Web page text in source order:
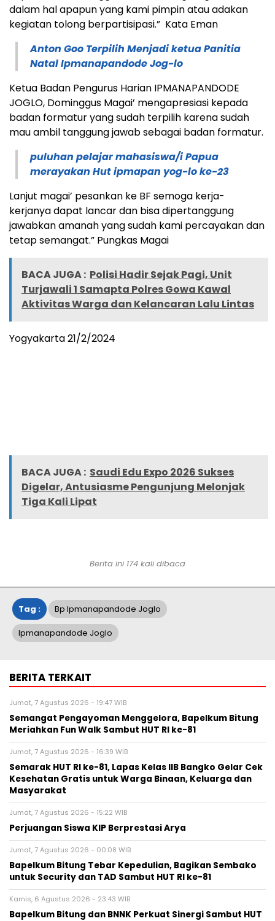
dalam hal apapun yang kami pimpin atau adakan
kegiatan tolong berpartisipasi.” Kata Eman
Anton Goo Terpilih Menjadi ketua Panitia
Natal Ipmanapandode Jog-lo
Ketua Badan Pengurus Harian IPMANAPANDODE
JOGLO, Dominggus Magai’ mengapresiasi kepada
badan formatur yang sudah terpilih karena sudah
mau ambil tanggung jawab sebagai badan formatur.
puluhan pelajar mahasiswa/i Papua
merayakan Hut ipmapan yog-lo ke-23
Lanjut magai’ pesankan ke BF semoga kerja-
kerjanya dapat lancar dan bisa dipertanggung
jawabkan amanah yang sudah kami percayakan dan
tetap semangat.” Pungkas Magai
BACA JUGA : Polisi Hadir Sejak Pagi, Unit
Turjawali 1 Samapta Polres Gowa Kawal
Aktivitas Warga dan Kelancaran Lalu Lintas
Yogyakarta 21/2/2024
BACA JUGA : Saudi Edu Expo 2026 Sukses
Digelar, Antusiasme Pengunjung Melonjak
Tiga Kali Lipat
Berita ini 174 kali dibaca
Tag : Bp Ipmanapandode Joglo
Ipmanapandode Joglo
BERITA TERKAIT
Jumat, 7 Agustus 2026 - 19:47 WIB
Semangat Pengayoman Menggelora, Bapelkum Bitung
Meriahkan Fun Walk Sambut HUT RI ke-81
Jumat, 7 Agustus 2026 - 16:39 WIB
Semarak HUT RI ke-81, Lapas Kelas IIB Bangko Gelar Cek
Kesehatan Gratis untuk Warga Binaan, Keluarga dan
Masyarakat
Jumat, 7 Agustus 2026 - 15:22 WIB
Perjuangan Siswa KIP Berprestasi Arya
Jumat, 7 Agustus 2026 - 00:08 WIB
Bapelkum Bitung Tebar Kepedulian, Bagikan Sembako
untuk Security dan TAD Sambut HUT RI ke-81
Kamis, 6 Agustus 2026 - 23:43 WIB
Bapelkum Bitung dan BNNK Perkuat Sinergi Sambut HUT